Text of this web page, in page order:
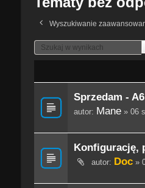
Wyszukiwanie
Sprzedam -
autor: Mane» 06
Konfigurację,
autor: Doc»